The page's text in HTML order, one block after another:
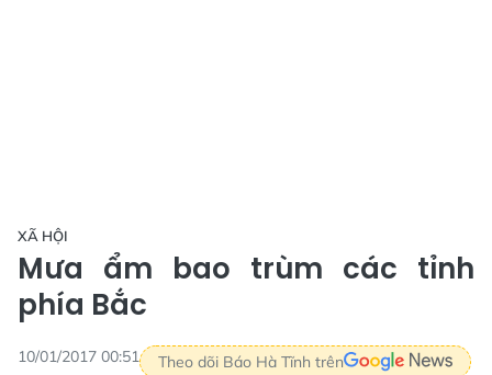
XÃ HỘI
Mưa ẩm bao trùm các tỉnh
phía Bắc
10/01/2017 00:51 Theo dõi Báo Hà Tĩnh trên